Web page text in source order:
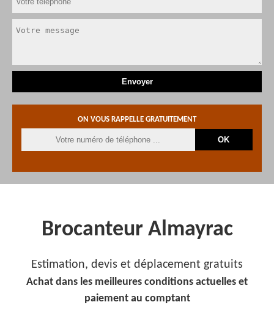
ON VOUS RAPPELLE GRATUITEMENT
Brocanteur Almayrac
Estimation, devis et déplacement gratuits
Achat dans les meilleures conditions actuelles et
paiement au comptant